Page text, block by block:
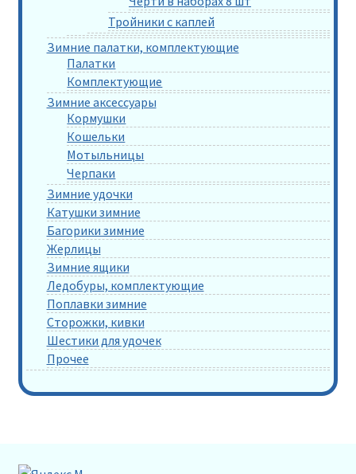
Тройники с каплей
Зимние палатки, комплектующие
Палатки
Комплектующие
Зимние аксессуары
Кормушки
Кошельки
Мотыльницы
Черпаки
Зимние удочки
Катушки зимние
Багорики зимние
Жерлицы
Зимние ящики
Ледобуры, комплектующие
Поплавки зимние
Сторожки, кивки
Шестики для удочек
Прочее